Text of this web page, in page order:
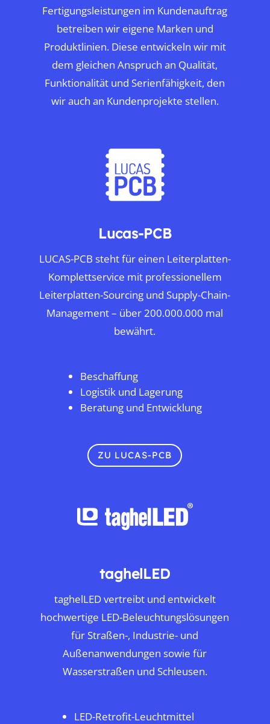
Fertigungsleistungen im Kundenauftrag
betreiben wir eigene Marken und
Produktlinien. Diese entwickeln wir mit
dem gleichen Anspruch an Qualität,
Funktionalität und Serienfähigkeit, den
wir auch an Kundenprojekte stellen.
Lucas-PCB
LUCAS-PCB steht für einen Leiterplatten-
Komplettservice mit professionellem
Leiterplatten-Sourcing und Supply-Chain-
Management – über 200.000.000 mal
bewährt.
Beschaffung
Logistik und Lagerung
Beratung und Entwicklung
ZU LUCAS-PCB
taghelLED
taghelLED vertreibt und entwickelt
hochwertige LED-Beleuchtungslösungen
für Straßen-, Industrie- und
Außenanwendungen sowie für
Wasserstraßen und Schleusen.
LED-Retrofit-Leuchtmittel